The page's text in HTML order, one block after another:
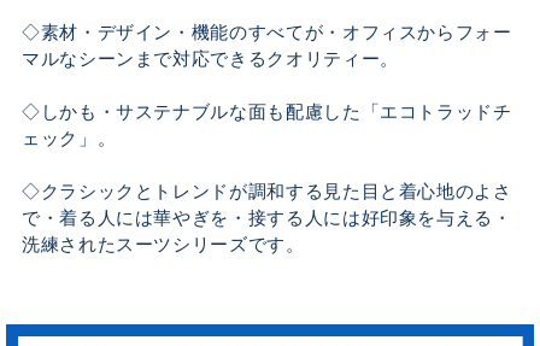
◇素材・デザイン・機能のすべてが・オフィスからフォー
マルなシーンまで対応できるクオリティー。
◇しかも・サステナブルな面も配慮した「エコトラッドチ
ェック」。
◇クラシックとトレンドが調和する見た目と着心地のよさ
で・着る人には華やぎを・接する人には好印象を与える・
洗練されたスーツシリーズです。